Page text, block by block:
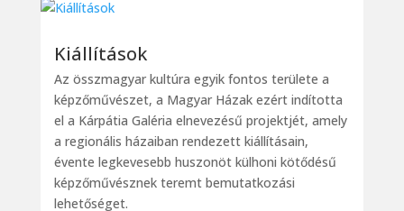
Kiállítások
Az összmagyar kultúra egyik fontos területe a
képzőművészet, a Magyar Házak ezért indította
el a Kárpátia Galéria elnevezésű projektjét, amely
a regionális házaiban rendezett kiállításain,
évente legkevesebb huszonöt külhoni kötődésű
képzőművésznek teremt bemutatkozási
lehetőséget.